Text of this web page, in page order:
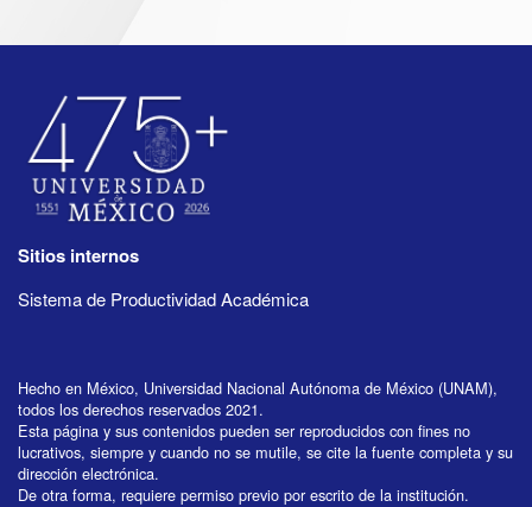
Sitios internos
Sistema de Productividad Académica
Hecho en México, Universidad Nacional Autónoma de México (UNAM),
todos los derechos reservados 2021.
Esta página y sus contenidos pueden ser reproducidos con fines no
lucrativos, siempre y cuando no se mutile, se cite la fuente completa y su
dirección electrónica.
De otra forma, requiere permiso previo por escrito de la institución.